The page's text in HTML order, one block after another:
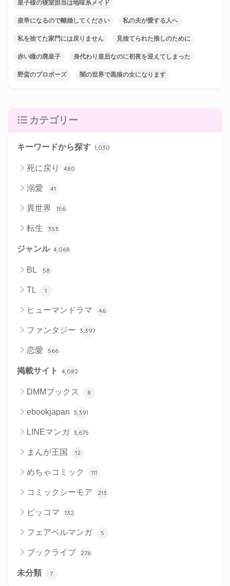
皇子様の寝室担当は地味系メイド
皇帝になるので離婚してください 私の夫が愛する人へ
私を捨てた家門には戻りません 見捨てられた推しのために
赤い瞳の廃皇子 身代わり皇后なのに初夜を迎えてしまった
野蛮のプロポーズ 闇の世界で黒狼の女になります
カテゴリー
キーワードから探す 1,030
死に戻り 480
溺愛 41
異世界 156
転生 353
ジャンル 4,068
BL 58
TL 1
ヒューマンドラマ 46
ファンタジー 3,397
恋愛 566
掲載サイト 4,082
DMMブックス 8
ebookjapan 3,391
LINEマンガ 3,675
まんが王国 12
めちゃコミック 111
コミックシーモア 213
ピッコマ 132
フェアベルマンガ 5
ブックライブ 276
未分類 7